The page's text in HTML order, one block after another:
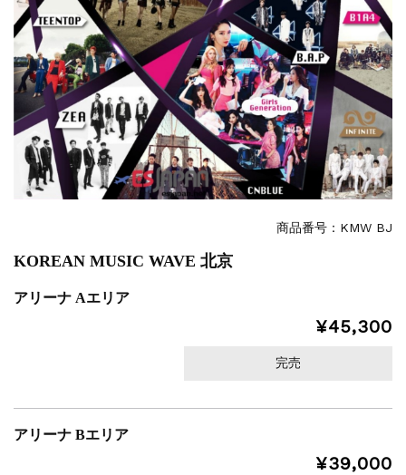
商品番号：KMW BJ
KOREAN MUSIC WAVE 北京
アリーナ Aエリア
¥45,300
完売
アリーナ Bエリア
¥39,000